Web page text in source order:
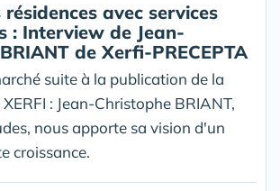
avec services
: Interview de Jean-
de Xerfi-PRECEPTA
suite à la publication de la
: Jean-Christophe BRIANT,
nous apporte sa vision d'un
croissance.